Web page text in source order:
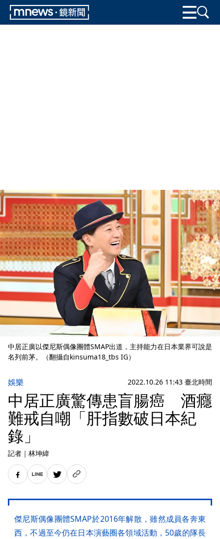
中居正廣以傑尼斯偶像團體SMAP出道，主持能力在日本業界可說是
名列前茅。（翻攝自kinsuma18_tbs IG）
娛樂 2022.10.26 11:43 臺北時間
中居正廣驚傳患盲腸癌 酒癮
難戒自嘲「肝指數破日本紀
錄」
記者 ｜ 林坤緯
傑尼斯偶像團體SMAP於2016年解散，雖然成員各奔東
西，不過至今仍在日本演藝圈各領域活動，50歲的隊長